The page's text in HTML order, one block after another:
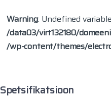
Warning: Undefined
/data03/virt132180/
/wp-content/themes/
Spetsifikatsioon